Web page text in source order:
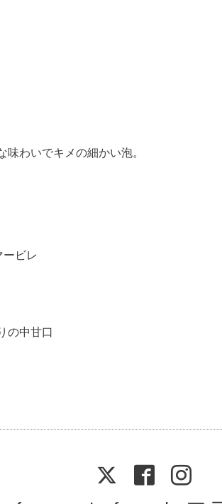
わいでキメの細かい泡。
ービレ
の中甘口